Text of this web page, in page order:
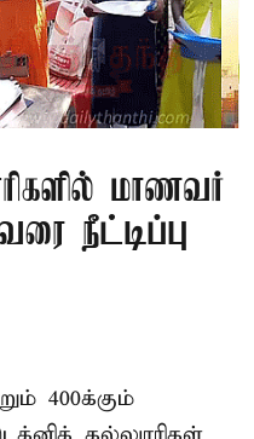
மாணவர்
நீட்டிப்பு
400க்கும்